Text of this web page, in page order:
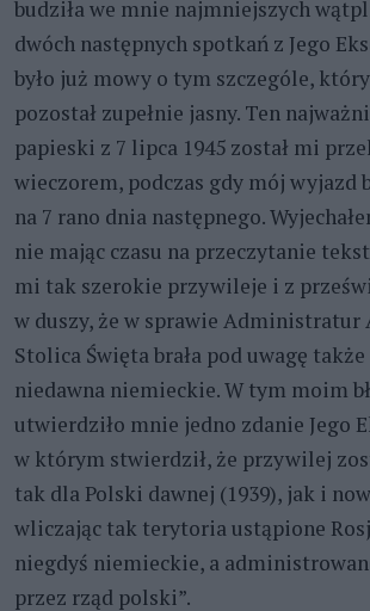
budziła we mnie najmniejszych
dwóch następnych spotkań z Jego
było już mowy o tym szczególe,
pozostał zupełnie jasny. Ten
papieski z 7 lipca 1945 został mi
wieczorem, podczas gdy mój wyjazd
na 7 rano dnia następnego.
nie mając czasu na przeczytanie
mi tak szerokie przywileje i z
w duszy, że w sprawie
Stolica Święta brała pod uwagę
niedawna niemieckie. W tym moim
utwierdziło mnie jedno zdanie Jego
w którym stwierdził, że przywilej
tak dla Polski dawnej (1939), jak i
wliczając tak terytoria ustąpione
niegdyś niemieckie, a
przez rząd polski”.